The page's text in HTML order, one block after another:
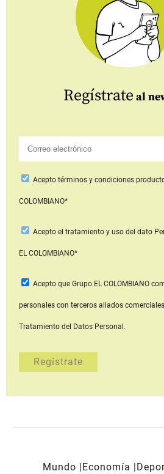
Regístrate al
Aceptotérminos y condiciones
COLOMBIANO*
Acepto el tratamiento y uso del dato
EL COLOMBIANO*
Acepto que Grupo EL COLOMBIANO
personales con terceros aliados comerciales
Tratamiento del Datos Personal.
Mundo Economía